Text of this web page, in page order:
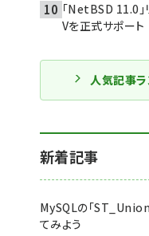
「NetBSD 11.0
Vを正式サポート
人気記事ラ
新着記事
MySQLの「
てみよう